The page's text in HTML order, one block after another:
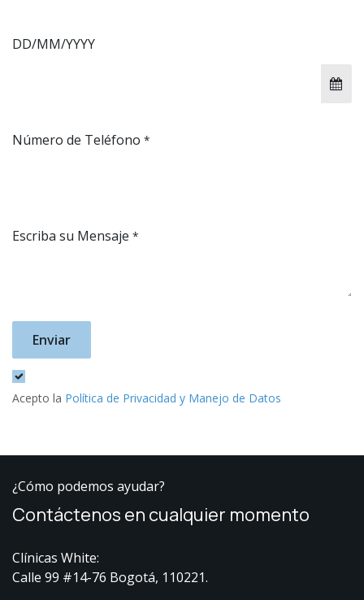
DD/MM/YYYY
Número de Teléfono *
Escriba su Mensaje *
Enviar
Acepto la Política de Privacidad y Manejo de Datos
¿Cómo podemos ayudar?
Contáctenos en cualquier momento
Clínicas White:
Calle 99 #14-76 Bogotá, 110221.